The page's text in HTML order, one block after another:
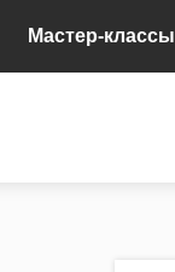
Мастер-классы